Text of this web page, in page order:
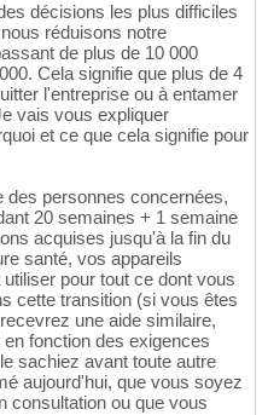
décisions les plus difficiles
réduisons notre
de plus de 10 000
Cela signifie que plus de 4
l'entreprise ou à entamer
vais vous expliquer
et ce que cela signifie pour
des personnes concernées,
20 semaines + 1 semaine
acquises jusqu'à la fin du
santé, vos appareils
pour tout ce dont vous
cette transition (si vous êtes
une aide similaire,
fonction des exigences
sachiez avant toute autre
aujourd'hui, que vous soyez
consultation ou que vous